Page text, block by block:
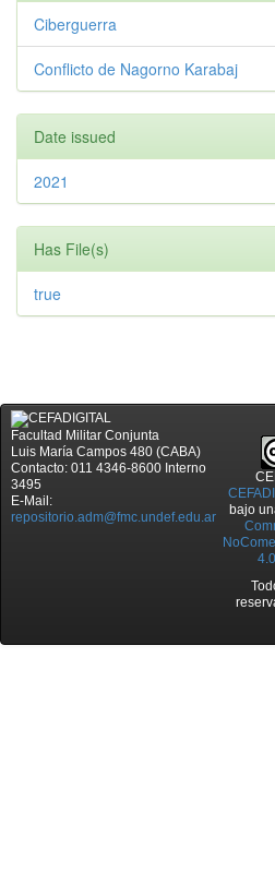
Ciberguerra
Conflicto de Nagorno Karabaj
Date issued
2021
Has File(s)
true
Facultad Militar Conjunta
Luis María Campos 480 (CABA)
Contacto: 011 4346-8600 Interno
3495
E-Mail:
repositorio.adm@fmc.undef.edu.ar
bajo